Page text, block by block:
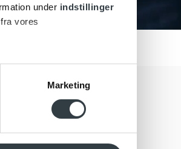
under indstillinger
vores
for sociale medier,
Marketing